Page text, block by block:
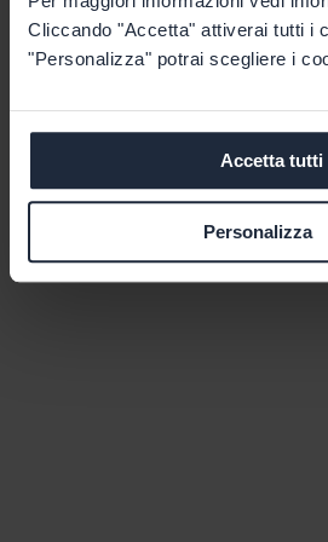
Cliccando "Accetta" attiverai tutti i
"Personalizza" potrai scegliere i
Accetta tutti
Personalizza